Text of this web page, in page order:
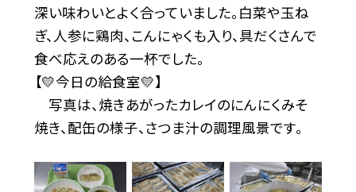
深い味わいとよく合っていました。白菜や玉ね
ぎ、人参に鶏肉、こんにゃくも入り、具だくさんで
食べ応えのある一杯でした。
【💛今日の給食室💛】
写真は、焼きあがったカレイのにんにくみそ
焼き、配缶の様子、さつま汁の調理風景です。